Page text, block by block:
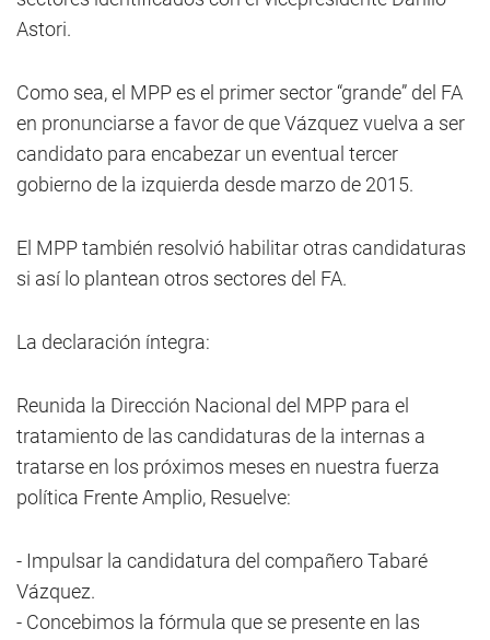
Astori.
Como sea, el MPP es el primer sector “grande” del FA
en pronunciarse a favor de que Vázquez vuelva a ser
candidato para encabezar un eventual tercer
gobierno de la izquierda desde marzo de 2015.
El MPP también resolvió habilitar otras candidaturas
si así lo plantean otros sectores del FA.
La declaración íntegra:
Reunida la Dirección Nacional del MPP para el
tratamiento de las candidaturas de la internas a
tratarse en los próximos meses en nuestra fuerza
política Frente Amplio, Resuelve:
- Impulsar la candidatura del compañero Tabaré
Vázquez.
- Concebimos la fórmula que se presente en las